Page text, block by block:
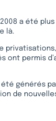
a été
là.
ont permis
générés
de